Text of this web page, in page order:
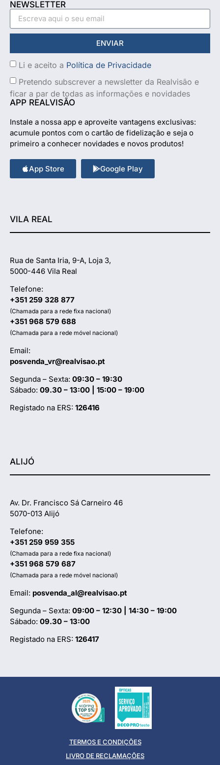
NEWSLETTER
Li e aceito a Política de Privacidade
Pretendo subscrever a newsletter da Realvisão e
ficar a par de todas as informações e novidades
ENVIAR
APP REALVISÃO
Instale a nossa app e aproveite vantagens exclusivas:
acumule pontos com o cartão de fidelização e seja o
primeiro a conhecer novidades e novos produtos!
App Store Google Play
VILA REAL
Rua de Santa Iria, 9-A, Loja 3,
5000-446 Vila Real
Telefone:
+351 259 328 877
(Chamada para a rede fixa nacional)
+351 968 579 688
(Chamada para a rede móvel nacional)
Email:
posvenda_vr@realvisao.pt
Segunda – Sexta: 09:30 – 19:30
Sábado: 09.30 – 13:00 | 15:00 – 19:00
Registado na ERS: 126416
ALIJÓ
Av. Dr. Francisco Sá Carneiro 46
5070-013 Alijó
Telefone:
+351 259 959 355
(Chamada para a rede fixa nacional)
+351 968 579 687
(Chamada para a rede móvel nacional)
Email: posvenda_al@realvisao.pt
Segunda – Sexta: 09:00 – 12:30 | 14:30 – 19:00
Sábado: 09.30 – 13:00
Registado na ERS: 126417
TERMOS E CONDIÇÕES
LIVRO DE RECLAMAÇÕES